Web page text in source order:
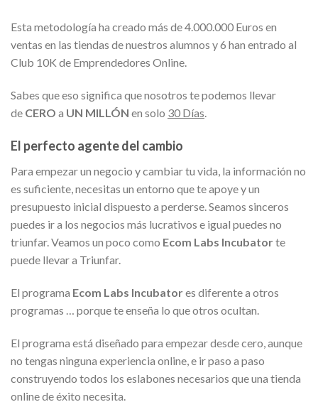
Esta metodología ha creado más de 4.000.000 Euros en
ventas en las tiendas de nuestros alumnos y 6 han entrado al
Club 10K de Emprendedores Online.
Sabes que eso significa que nosotros te podemos llevar
de CERO a UN MILLÓN en solo 30 Días
El perfecto agente del cambio
Para empezar un negocio y cambiar tu vida, la información no
es suficiente, necesitas un entorno que te apoye y un
presupuesto inicial dispuesto a perderse. Seamos sinceros
puedes ir a los negocios más lucrativos e igual puedes no
triunfar. Veamos un poco como Ecom Labs Incubatorte
puede llevar a Triunfar.
El programa Ecom Labs Incubatores diferente a otros
programas … porque te enseña lo que otros ocultan.
El programa está diseñado para empezar desde cero, aunque
no tengas ninguna experiencia online, e ir paso a paso
construyendo todos los eslabones necesarios que una tienda
online de éxito necesita.